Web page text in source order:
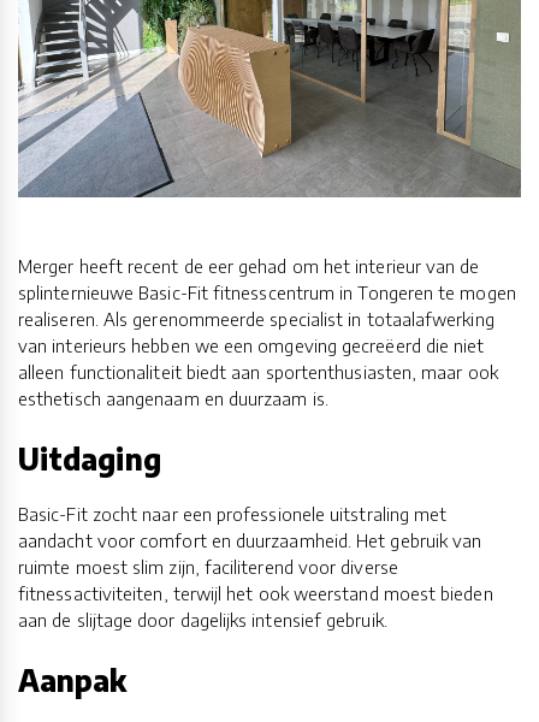
Merger heeft recent de eer gehad om het interieur van de
splinternieuwe Basic-Fit fitnesscentrum in Tongeren te mogen
realiseren. Als gerenommeerde specialist in totaalafwerking
van interieurs hebben we een omgeving gecreëerd die niet
alleen functionaliteit biedt aan sportenthusiasten, maar ook
esthetisch aangenaam en duurzaam is.
Uitdaging
Basic-Fit zocht naar een professionele uitstraling met
aandacht voor comfort en duurzaamheid. Het gebruik van
ruimte moest slim zijn, faciliterend voor diverse
fitnessactiviteiten, terwijl het ook weerstand moest bieden
aan de slijtage door dagelijks intensief gebruik.
Aanpak